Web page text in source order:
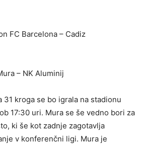
FC Barcelona – Cadiz
– NK Aluminij
31 kroga se bo igrala na stadionu
17:30 uri. Mura se še vedno bori za
ki še kot zadnje zagotavlja
v konferenčni ligi. Mura je